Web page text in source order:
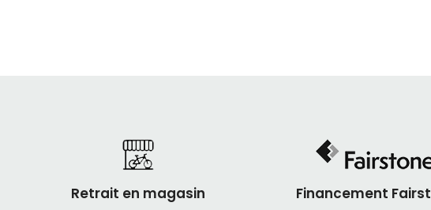
Retrait en magasin Financement